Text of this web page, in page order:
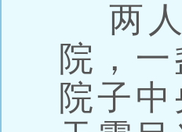
两人
院，
院子